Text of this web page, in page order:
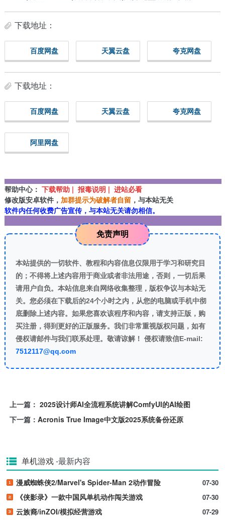
下载地址：
百度网盘 天翼云盘 夸克网盘
下载地址：
百度网盘 天翼云盘 夸克网盘
阿里网盘
帮助中心： 下载帮助 | 报毒说明 | 进站必看
修改版安卓软件， 加群提示为破解者自留 ，与本站无关
软件内任何收费广告宣传，与本站无关请勿相信。
免责声明
本站提供的一切软件、教程和内容信息仅限用于学习和研究目
的；不得将上述内容用于商业或者非法用途，否则，一切后果
请用户自负。本站信息来自网络收集整理，版权争议与本站无
关。您必须在下载后的24个小时之内，从您的电脑或手机中彻
底删除上述内容。如果您喜欢该程序和内容，请支持正版，购
买注册，得到更好的正版服务。我们非常重视版权问题，如有
侵权请邮件与我们联系处理。敬请谅解！ 侵权请致信E-mail:
7512117@qq.com
上一篇： 2025设计师AI全流程系统讲解ComfyUI的AI绘图
下一篇： Acronis True Image中文版2025系统备份还原
单机游戏-最新内容
07-30
漫威蜘蛛侠2/Marvel's Spider-Man 2动作冒险
07-30
《侠影录》一款中国风单机动作闯关游戏
07-29
云族裔/inZOI/模拟经营游戏